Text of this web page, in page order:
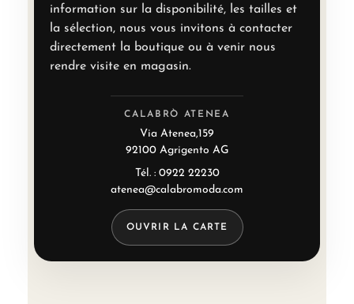
information sur la disponibilité, les tailles et
la sélection, nous vous invitons à contacter
directement la boutique ou à venir nous
rendre visite en magasin.
CALABRÒ ATENEA
Via Atenea,159
92100 Agrigento AG
Tél. : 0922 22230
atenea@calabromoda.com
OUVRIR LA CARTE